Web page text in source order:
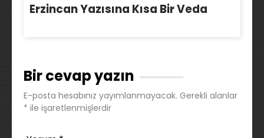
Erzincan Yazısına Kısa Bir Veda
Bir cevap yazın
E-posta hesabınız yayımlanmayacak. Gerekli alanlar
* ile işaretlenmişlerdir